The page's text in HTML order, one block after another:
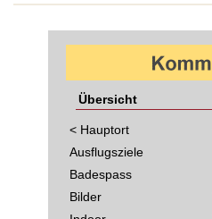
Übersicht
< Hauptort
Ausflugsziele
Badespass
Bilder